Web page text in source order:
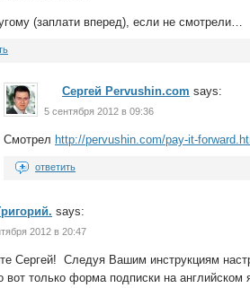
(заплати вперед), если не смотрели…
Сергей Pervushin.com says:
5 сентября 2012 в 09:36
Смотрел http://pervushin.com/pay-it-
ответить
says:
2012 в 20:47
Сергей! Следуя Вашим инструкциям
вот только форма подписки на